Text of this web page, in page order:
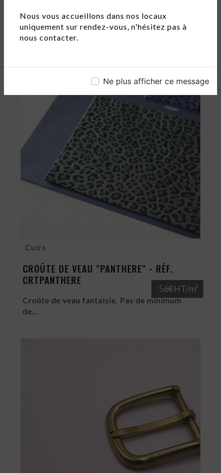
Nous vous accueillons dans nos locaux
uniquement sur rendez-vous, n'hésitez pas à
nous contacter.
Ne plus afficher ce message
B15/E03284
Boucle double 15mm, finition dorée. -...
Cuirs
CROÛTE DE VEAU "PANTHERE" - RÉF.
CRTPANTHERE
56€HT/m²
Croûte de veau fantaisie. Pas de minimum
de...